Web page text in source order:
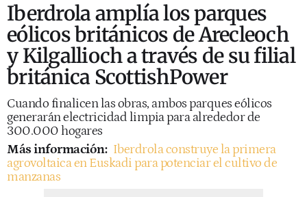
Iberdrola amplía los parques
eólicos británicos de Arecleoch
y Kilgallioch a través de su filial
británica ScottishPower
Cuando finalicen las obras, ambos parques eólicos
generarán electricidad limpia para alrededor de
300.000 hogares
Más información: Iberdrola construye la primera
agrovoltaica en Euskadi para potenciar el cultivo de
manzanas